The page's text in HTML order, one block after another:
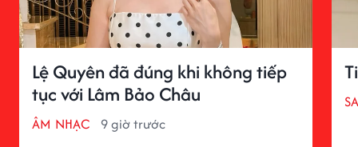
Lệ Quyên đã đúng khi không tiếp
tục với Lâm Bảo Châu
ÂM NHẠC 9 giờ trước